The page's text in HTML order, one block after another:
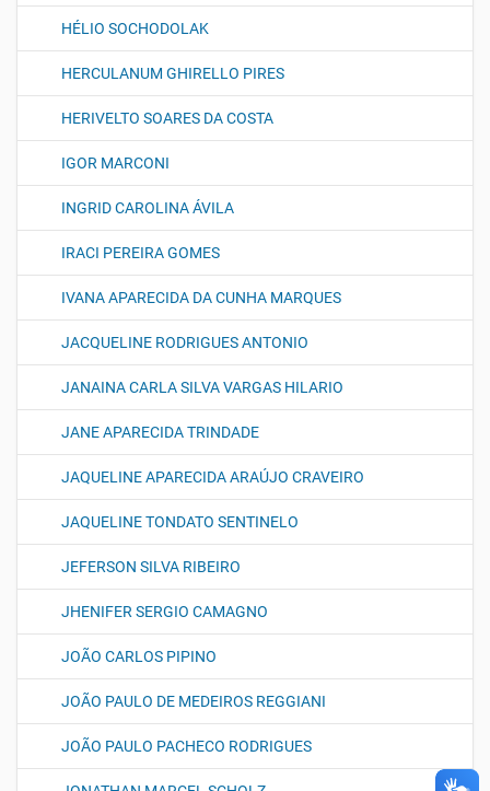
HÉLIO SOCHODOLAK
HERCULANUM GHIRELLO PIRES
HERIVELTO SOARES DA COSTA
IGOR MARCONI
INGRID CAROLINA ÁVILA
IRACI PEREIRA GOMES
IVANA APARECIDA DA CUNHA MARQUES
JACQUELINE RODRIGUES ANTONIO
JANAINA CARLA SILVA VARGAS HILARIO
JANE APARECIDA TRINDADE
JAQUELINE APARECIDA ARAÚJO CRAVEIRO
JAQUELINE TONDATO SENTINELO
JEFERSON SILVA RIBEIRO
JHENIFER SERGIO CAMAGNO
JOÃO CARLOS PIPINO
JOÃO PAULO DE MEDEIROS REGGIANI
JOÃO PAULO PACHECO RODRIGUES